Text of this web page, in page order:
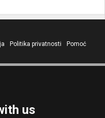
Politika privatnosti
Pomoć
us